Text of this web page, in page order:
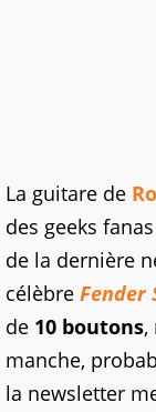
La guitare de
des geeks
de la dernière
célèbre Fender
de 10 boutons,
manche,
la newsletter